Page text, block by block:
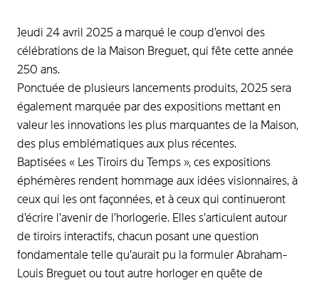
Jeudi 24 avril 2025 a marqué le coup d’envoi des
célébrations de la Maison Breguet, qui fête cette année
250 ans.
Ponctuée de plusieurs lancements produits, 2025 sera
également marquée par des expositions mettant en
valeur les innovations les plus marquantes de la Maison,
des plus emblématiques aux plus récentes.
Baptisées « Les Tiroirs du Temps », ces expositions
éphémères rendent hommage aux idées visionnaires, à
ceux qui les ont façonnées, et à ceux qui continueront
d’écrire l’avenir de l’horlogerie. Elles s’articulent autour
de tiroirs interactifs, chacun posant une question
fondamentale telle qu’aurait pu la formuler Abraham-
Louis Breguet ou tout autre horloger en quête de